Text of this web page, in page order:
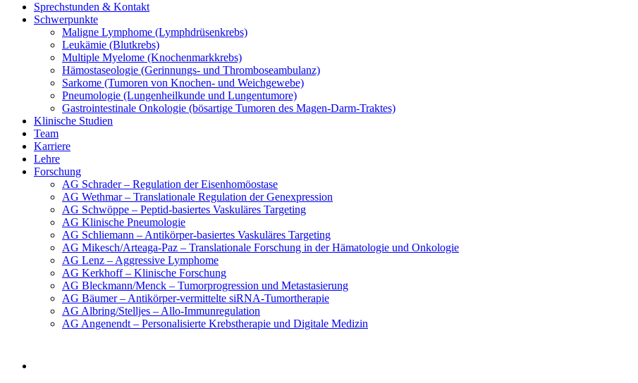
Sprechstunden & Kontakt
Schwerpunkte
Maligne Lymphome (Lymphdrüsenkrebs)
Leukämie (Blutkrebs)
Multiple Myelome (Knochenmarkkrebs)
Hämostaseologie (Gerinnungs- und Thromboseambulanz)
Sarkome (Tumoren von Knochen- und Weichgewebe)
Pneumologie (Lungenheilkunde und Lungentumore)
Gastrointestinale Onkologie (bösartige Tumoren des Magen-Darm-Traktes)
Klinische Studien
Team
Karriere
Lehre
Forschung
AG Schrader – Regulation der Eisenhomöostase
AG Wethmar – Translationale Regulation der Genexpression
AG Schwöppe – Peptid-basiertes Vaskuläres Targeting
AG Klinische Pneumologie
AG Schliemann – Antikörper-basiertes Vaskuläres Targeting
AG Mikesch/Arteaga-Paz – Translationale Forschung in der Hämatologie und Onkologie
AG Lenz – Aggressive Lymphome
AG Kerkhoff – Klinische Forschung
AG Bleckmann/Menck – Tumorprogression und Metastasierung
AG Bäumer – Antikörper-vermittelte siRNA-Tumortherapie
AG Albring/Stelljes – Allo-Immunregulation
AG Angenendt – Personalisierte Krebstherapie und Digitale Medizin